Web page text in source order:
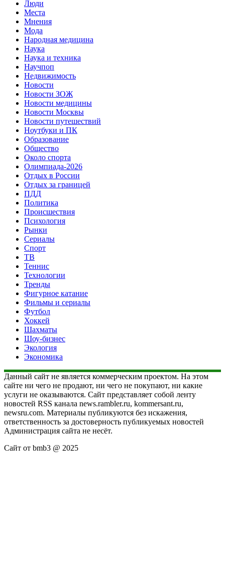
Люди
Места
Мнения
Мода
Народная медицина
Наука
Наука и техника
Научпоп
Недвижимость
Новости
Новости ЗОЖ
Новости медицины
Новости Москвы
Новости путешествий
Ноутбуки и ПК
Образование
Общество
Около спорта
Олимпиада-2026
Отдых в России
Отдых за границей
ПДД
Политика
Происшествия
Психология
Рынки
Сериалы
Спорт
ТВ
Теннис
Технологии
Тренды
Фигурное катание
Фильмы и сериалы
Футбол
Хоккей
Шахматы
Шоу-бизнес
Экология
Экономика
Данный сайт не является коммерческим проектом. На этом
сайте ни чего не продают, ни чего не покупают, ни какие
услуги не оказываются. Сайт представляет собой ленту
новостей RSS канала news.rambler.ru, kommersant.ru,
newsru.com. Материалы публикуются без искажения,
ответственность за достоверность публикуемых новостей
Администрация сайта не несёт.
Сайт от bmb3 @ 2025